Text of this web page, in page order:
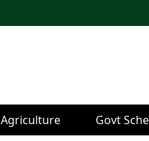
Agriculture Govt